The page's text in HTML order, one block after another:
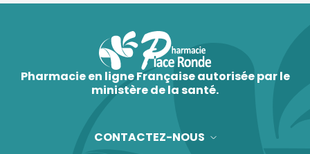
Pharmacie en ligne Française autorisée par le
ministère de la santé.
CONTACTEZ-NOUS